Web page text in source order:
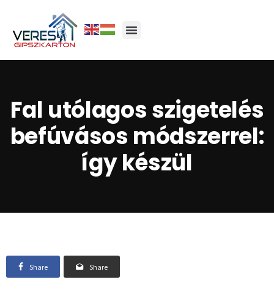
Fal utólagos szigetelés
befúvásos módszerrel:
így készül
Share Share